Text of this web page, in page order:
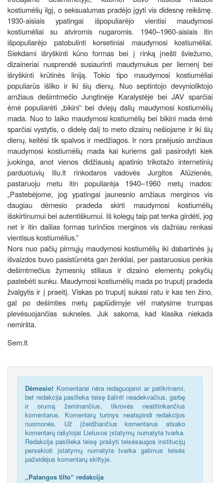
kostiumėlių ilgį, o seksualumas pradėjo įgyti vis didesnę reikšmę.
1930-aisiais ypatingai išpopuliarėjo vientisi maudymosi
kostiumėliai su atviromis nugaromis. 1940–1960-aisiais itin
išpopuliarėjo patobulinti korsetiniai maudymosi kostiumėliai.
Siekdami išryškinti kūno formas bei į rinką įnešti šviežumo,
dizaineriai nusprendė susiaurinti maudymukus per liemenį bei
išryškinti krūtinės liniją. Tokio tipo maudymosi kostiumėliai
populiarūs išliko ir iki šių dienų. Nuo septintojo devynioliktojo
amžiaus dešimtmečio Jungtinėje Karalystėje bei JAV sparčiai
ėmė populiarėti „bikini“ bei dviejų dalių maudymosi kostiumėlių
mada. Nuo to laiko maudymosi kostiumėlių bei bikini mada ėmė
sparčiai vystytis, o didelę dalį to meto dizainų nešiojame ir iki šių
dienų, keitėsi tik spalvos ir medžiagos. Ir nors praėjusio amžiaus
maudymosi kostiumėlių mada kai kuriems gali pasirodyti kiek
juokinga, anot vienos didžiausių apatinio trikotažo internetinių
parduotuvių lilu.lt rinkodaros vadovės Jurgitos Alūzienės,
pastaruoju metu itin populiarėja 1940–1960 metų mados:
„Pastebėjome, jog ypatingai jaunesnio amžiaus merginos vis
daugiau dėmesio pradeda skirti maudymosi kostiumėlių
išskirtinumui bei autentiškumui. Iš kolegų taip pat tenka girdėti, jog
net ir itin dailias formas turinčios merginos vis dažniau renkasi
vientisus kostiumėlius.”
Nors nuo pačių pirmųjų maudymosi kostiumėlių iki dabartinės jų
išvaizdos buvo pasistūmėta gan ženkliai, per pastaruosius penkis
dešimtmečius žymesnių stiliaus ir dizaino elementų pokyčių
pastebėti sunku. Maudymosi kostiumėlių mada po truputį pradeda
žvalgytis ir į praeitį. Viskas po truputį sukasi ratu ir kas ten žino,
gal po dešimties metų paplūdimyje vėl matysime trumpas
plevėsuojančias sukneles. Juk sakoma, kad klasika niekada
nemiršta.
Sem.lt
Dėmesio! Komentarai nėra redaguojami ar patikrinami,
bet redakcija pasilieka teisę šalinti neadekvačius, garbę
ir orumą žeminančius, tikrovės neatitinkančius
komentarus. Komentarų turinys neatspindi redakcijos
nuomonės. Už įžeidžiančius komentarus atsako
komentarų rašytojai Lietuvos įstatymų numatyta tvarka.
Redakcija pasilieka teisę prašyti teisėsaugos institucijų
persekioti įstatymų numatyta tvarka galimus teisės
pažeidėjus komentarų skiltyje.
„Palangos tilto“ redakcija